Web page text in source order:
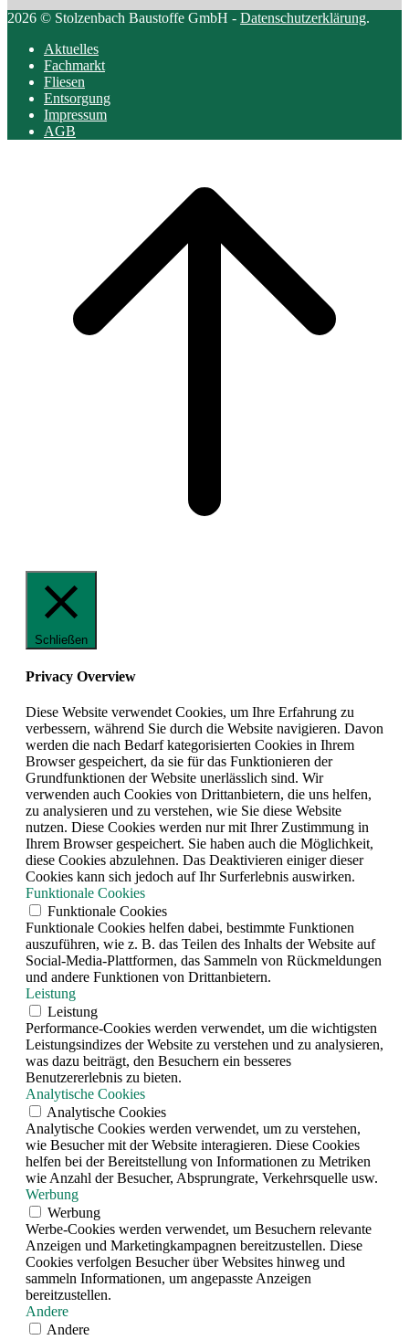
2026 © Stolzenbach Baustoffe GmbH - Datenschutzerklärung.
Aktuelles
Fachmarkt
Fliesen
Entsorgung
Impressum
AGB
Schließen
Privacy Overview
Diese Website verwendet Cookies, um Ihre Erfahrung zu
verbessern, während Sie durch die Website navigieren. Davon
werden die nach Bedarf kategorisierten Cookies in Ihrem
Browser gespeichert, da sie für das Funktionieren der
Grundfunktionen der Website unerlässlich sind. Wir
verwenden auch Cookies von Drittanbietern, die uns helfen,
zu analysieren und zu verstehen, wie Sie diese Website
nutzen. Diese Cookies werden nur mit Ihrer Zustimmung in
Ihrem Browser gespeichert. Sie haben auch die Möglichkeit,
diese Cookies abzulehnen. Das Deaktivieren einiger dieser
Cookies kann sich jedoch auf Ihr Surferlebnis auswirken.
Funktionale Cookies
Funktionale Cookies
Funktionale Cookies helfen dabei, bestimmte Funktionen
auszuführen, wie z. B. das Teilen des Inhalts der Website auf
Social-Media-Plattformen, das Sammeln von Rückmeldungen
und andere Funktionen von Drittanbietern.
Leistung
Leistung
Performance-Cookies werden verwendet, um die wichtigsten
Leistungsindizes der Website zu verstehen und zu analysieren,
was dazu beiträgt, den Besuchern ein besseres
Benutzererlebnis zu bieten.
Analytische Cookies
Analytische Cookies
Analytische Cookies werden verwendet, um zu verstehen,
wie Besucher mit der Website interagieren. Diese Cookies
helfen bei der Bereitstellung von Informationen zu Metriken
wie Anzahl der Besucher, Absprungrate, Verkehrsquelle usw.
Werbung
Werbung
Werbe-Cookies werden verwendet, um Besuchern relevante
Anzeigen und Marketingkampagnen bereitzustellen. Diese
Cookies verfolgen Besucher über Websites hinweg und
sammeln Informationen, um angepasste Anzeigen
bereitzustellen.
Andere
Andere